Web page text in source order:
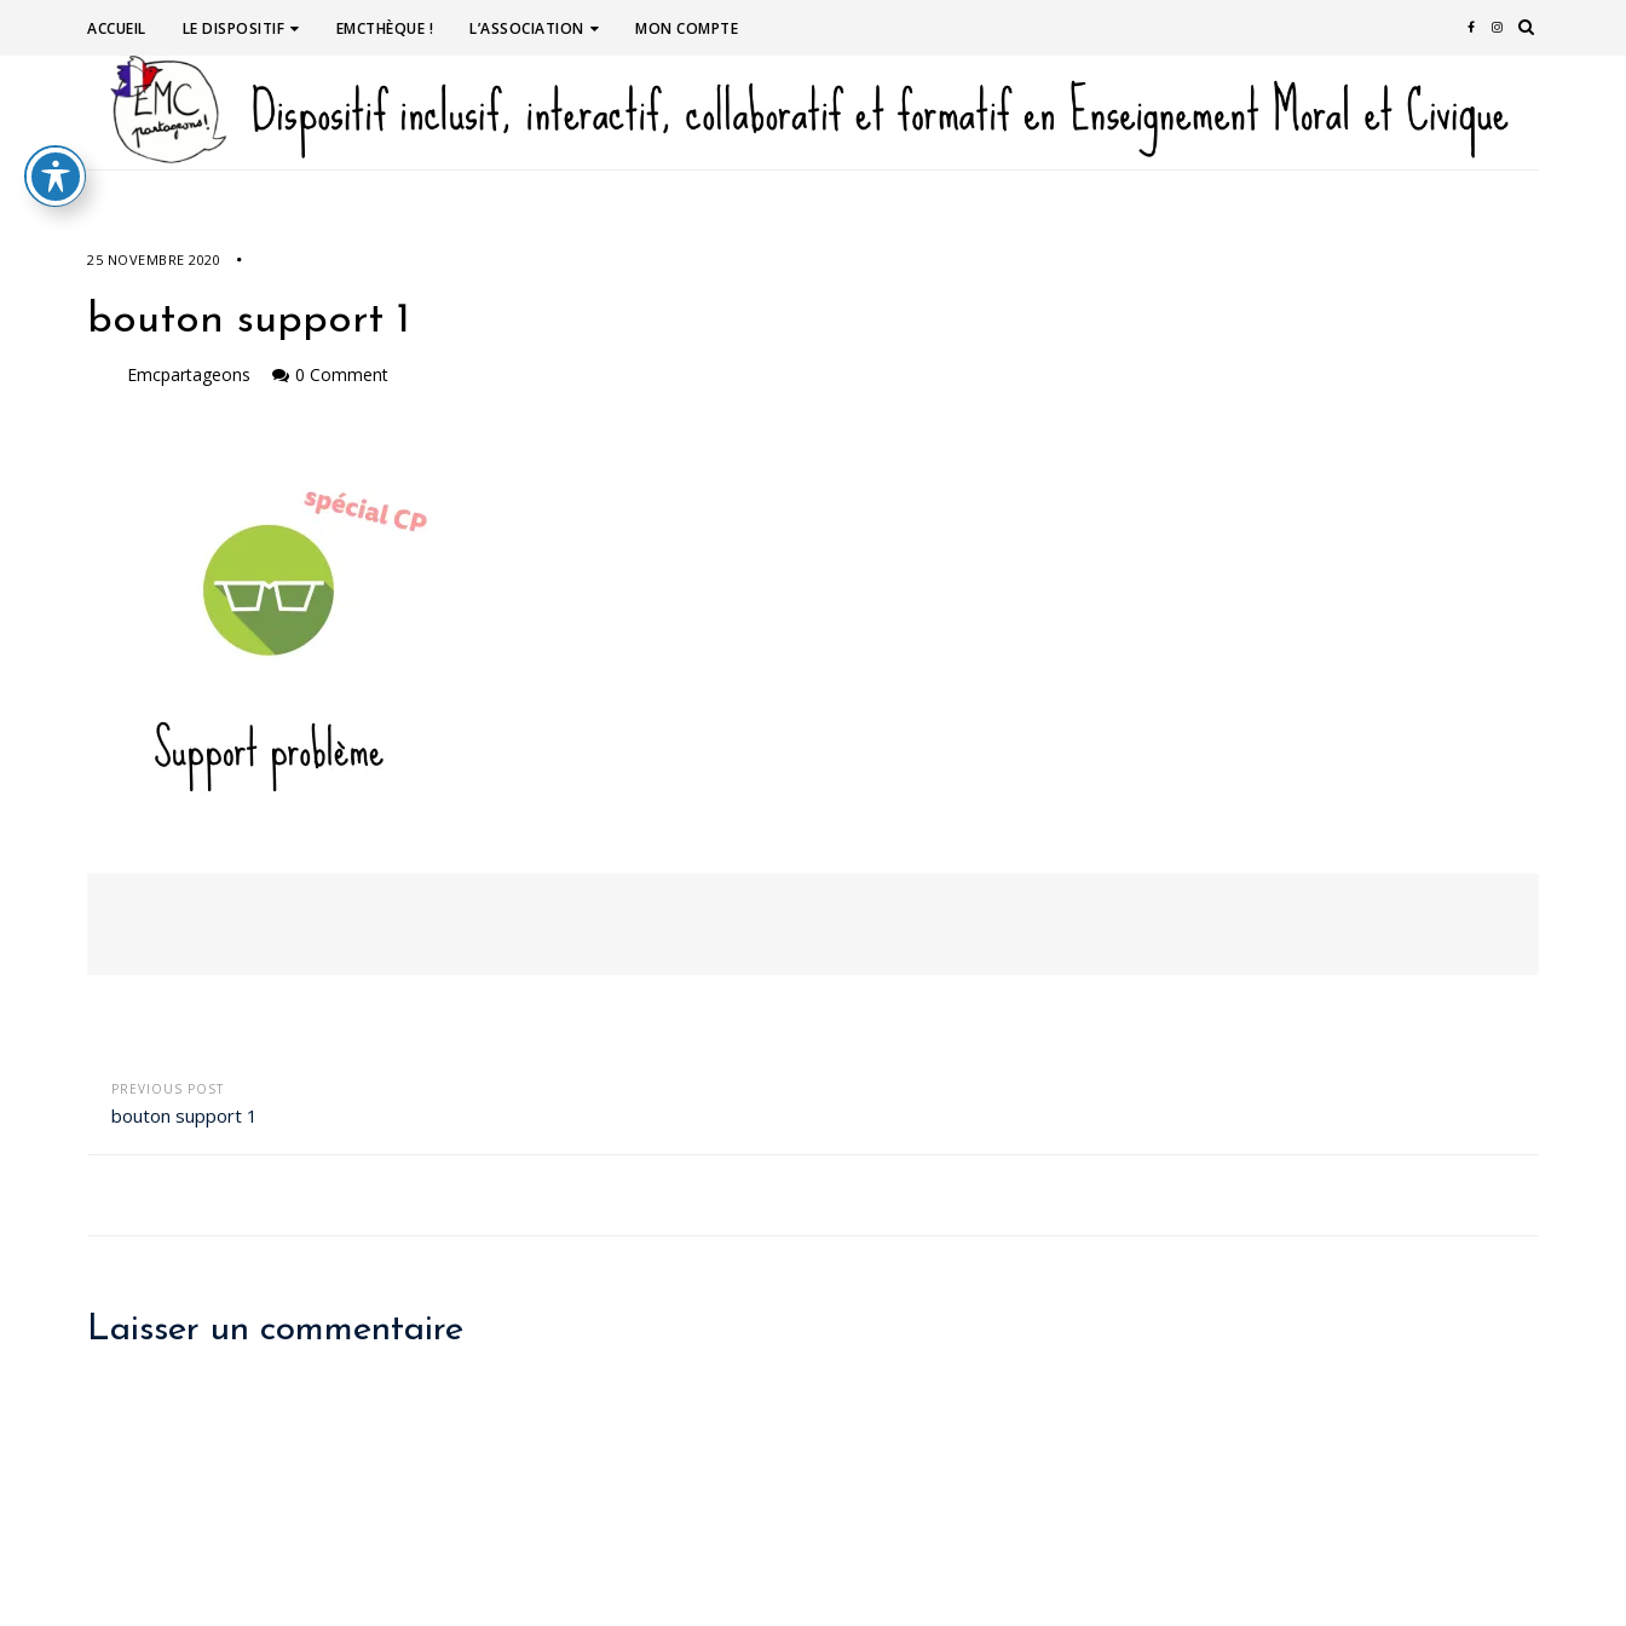
ACCUEIL LE DISPOSITIF EMCTHÈQUE ! L’ASSOCIATION MON COMPTE
25 NOVEMBRE 2020
bouton support 1
Emcpartageons 0 Comment
PREVIOUS POST
bouton support 1
Laisser un commentaire